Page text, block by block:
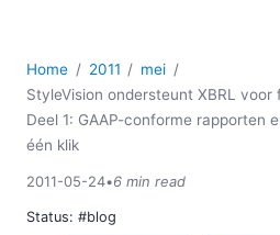
Home 2011
mei
StyleVision ondersteunt XBRL
Deel 1: GAAP-conforme rapporten
één klik
2011-05-24•6 min read
Status: #blog